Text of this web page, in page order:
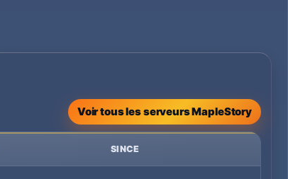
Voir tous les serveurs MapleStory
SINCE